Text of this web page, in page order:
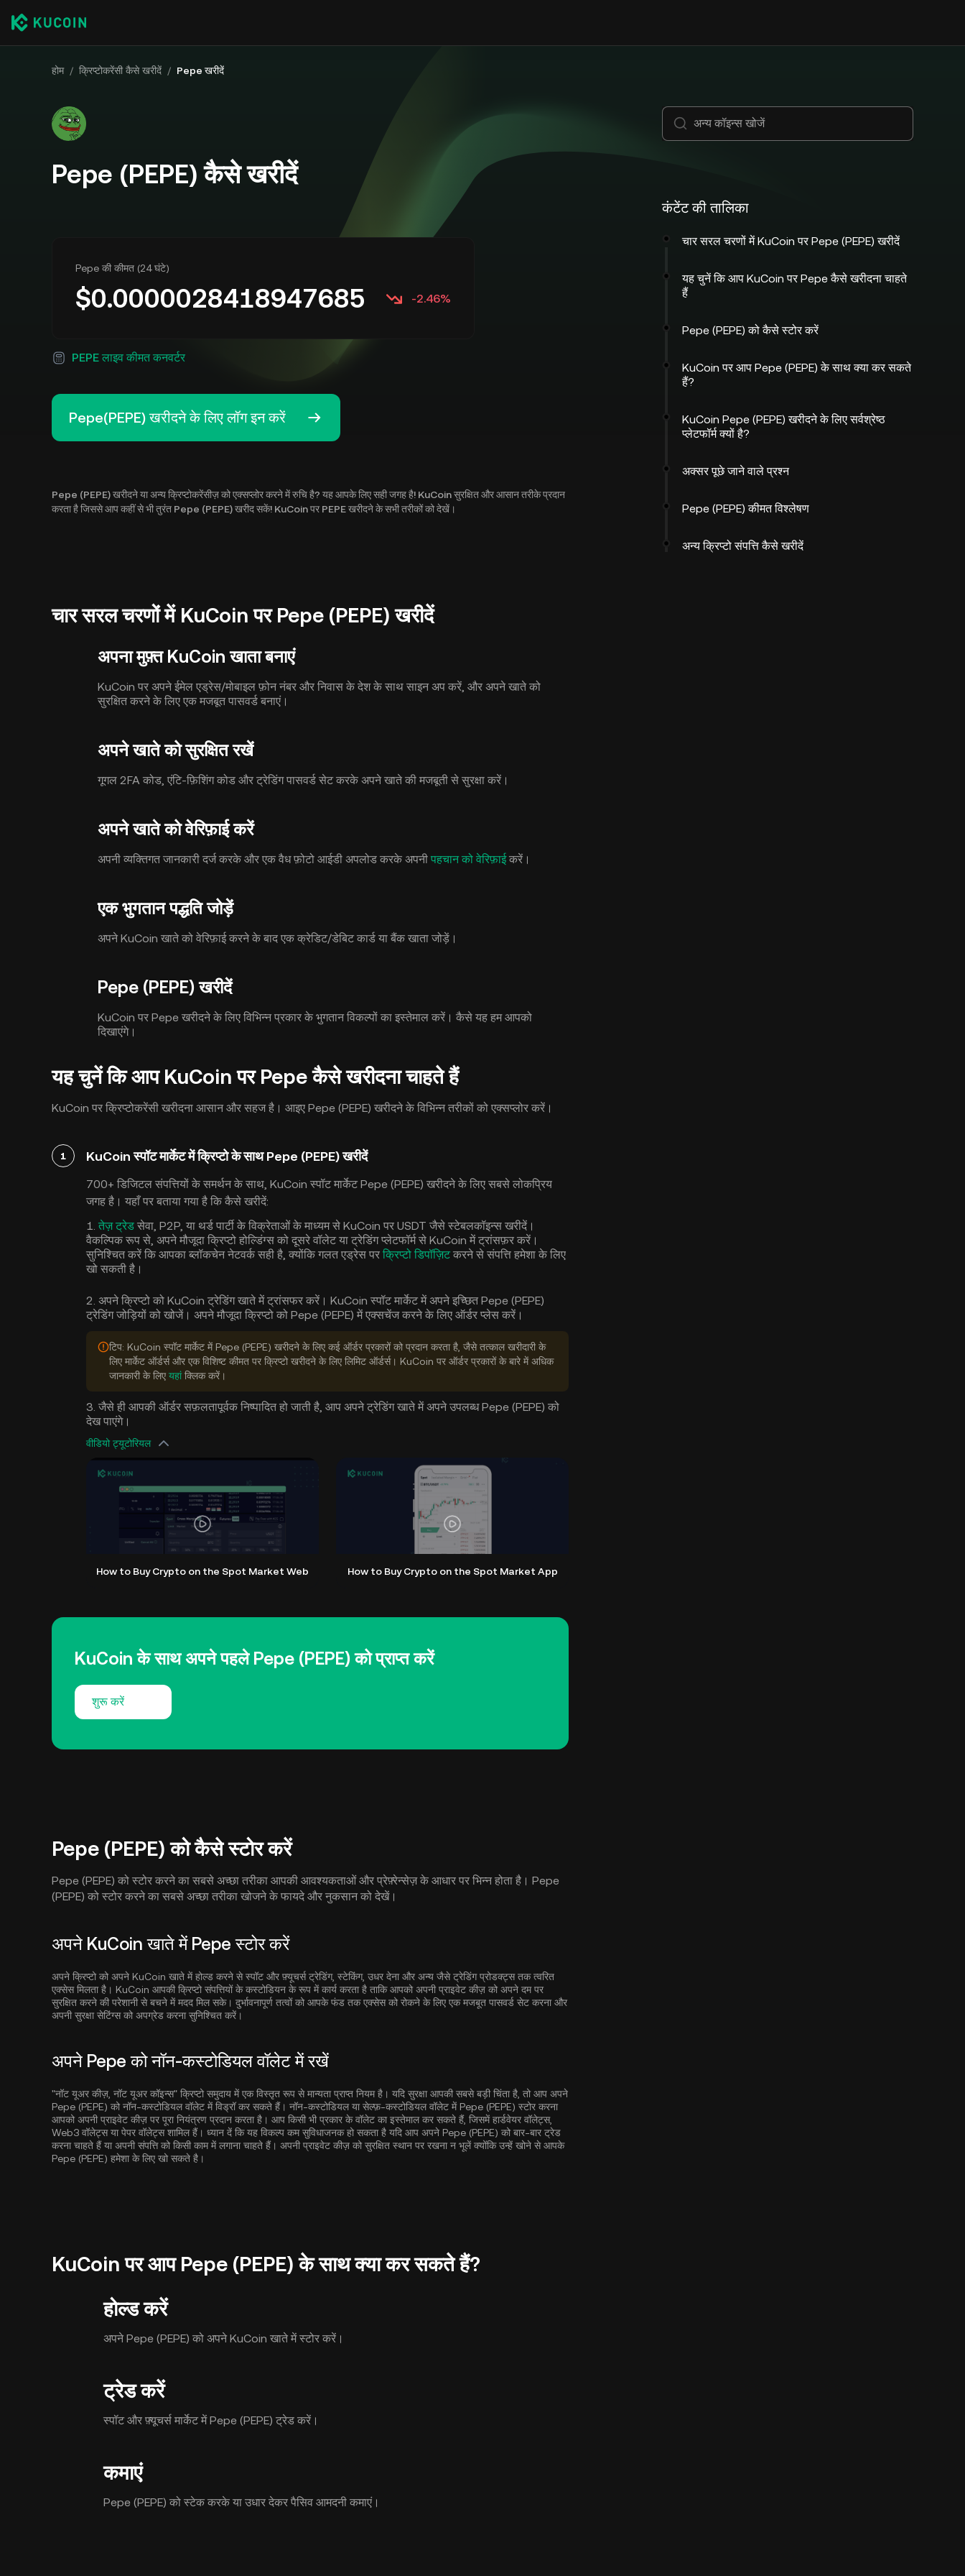
होम / क्रिप्टोकरेंसी कैसे खरीदें / Pepe खरीदें
Pepe (PEPE) कैसे खरीदें
Pepe की कीमत (24 घंटे)
$0.0000028418947685 -2.46%
PEPE लाइव कीमत कनवर्टर
Pepe(PEPE) खरीदने के लिए लॉग इन करें
Pepe (PEPE) खरीदने या अन्य क्रिप्टोकरेंसीज़ को एक्सप्लोर करने में रुचि है? यह आपके लिए सही जगह है! KuCoin सुरक्षित और आसान तरीके प्रदान
करता है जिससे आप कहीं से भी तुरंत Pepe (PEPE) खरीद सकें! KuCoin पर PEPE खरीदने के सभी तरीकों को देखें।
चार सरल चरणों में KuCoin पर Pepe (PEPE) खरीदें
अपना मुफ़्त KuCoin खाता बनाएं
KuCoin पर अपने ईमेल एड्रेस/मोबाइल फ़ोन नंबर और निवास के देश के साथ साइन अप करें, और अपने खाते को
सुरक्षित करने के लिए एक मजबूत पासवर्ड बनाएं।
अपने खाते को सुरक्षित रखें
गूगल 2FA कोड, एंटि-फ़िशिंग कोड और ट्रेडिंग पासवर्ड सेट करके अपने खाते की मजबूती से सुरक्षा करें।
अपने खाते को वेरिफ़ाई करें
अपनी व्यक्तिगत जानकारी दर्ज करके और एक वैध फ़ोटो आईडी अपलोड करके अपनी पहचान को वेरिफ़ाईकरें।
एक भुगतान पद्धति जोड़ें
अपने KuCoin खाते को वेरिफ़ाई करने के बाद एक क्रेडिट/डेबिट कार्ड या बैंक खाता जोड़ें।
Pepe (PEPE) खरीदें
KuCoin पर Pepe खरीदने के लिए विभिन्न प्रकार के भुगतान विकल्पों का इस्तेमाल करें। कैसे यह हम आपको
दिखाएंगे।
यह चुनें कि आप KuCoin पर Pepe कैसे खरीदना चाहते हैं
KuCoin पर क्रिप्टोकरेंसी खरीदना आसान और सहज है। आइए Pepe (PEPE) खरीदने के विभिन्न तरीकों को एक्सप्लोर करें।
1 KuCoin स्पॉट मार्केट में क्रिप्टो के साथ Pepe (PEPE) खरीदें
700+ डिजिटल संपत्तियों के समर्थन के साथ, KuCoin स्पॉट मार्केट Pepe (PEPE) खरीदने के लिए सबसे लोकप्रिय
जगह है। यहाँ पर बताया गया है कि कैसे खरीदें:
1. तेज़ ट्रेड सेवा, P2P, या थर्ड पार्टी के विक्रेताओं के माध्यम से KuCoin पर USDT जैसे स्टेबलकॉइन्स खरीदें।
वैकल्पिक रूप से, अपने मौजूदा क्रिप्टो होल्डिंग्स को दूसरे वॉलेट या ट्रेडिंग प्लेटफॉर्म से KuCoin में ट्रांसफ़र करें।
सुनिश्चित करें कि आपका ब्लॉकचेन नेटवर्क सही है, क्योंकि गलत एड्रेस पर क्रिप्टो डिपॉज़िटकरने से संपत्ति हमेशा के लिए
खो सकती है।
2. अपने क्रिप्टो को KuCoin ट्रेडिंग खाते में ट्रांसफर करें। KuCoin स्पॉट मार्केट में अपने इच्छित Pepe (PEPE)
ट्रेडिंग जोड़ियों को खोजें। अपने मौजूदा क्रिप्टो को Pepe (PEPE) में एक्सचेंज करने के लिए ऑर्डर प्लेस करें।
टिप: KuCoin स्पॉट मार्केट में Pepe (PEPE) खरीदने के लिए कई ऑर्डर प्रकारों को प्रदान करता है, जैसे तत्काल खरीदारी के
लिए मार्केट ऑर्डर्स और एक विशिष्ट कीमत पर क्रिप्टो खरीदने के लिए लिमिट ऑर्डर्स। KuCoin पर ऑर्डर प्रकारों के बारे में अधिक
जानकारी के लिए यहांक्लिक करें।
3. जैसे ही आपकी ऑर्डर सफ़लतापूर्वक निष्पादित हो जाती है, आप अपने ट्रेडिंग खाते में अपने उपलब्ध Pepe (PEPE) को
देख पाएंगे।
वीडियो ट्यूटोरियल
How to Buy Crypto on the Spot Market Web How to Buy Crypto on the Spot Market App
KuCoin के साथ अपने पहले Pepe (PEPE) को प्राप्त करें
शुरू करें
Pepe (PEPE) को कैसे स्टोर करें
Pepe (PEPE) को स्टोर करने का सबसे अच्छा तरीका आपकी आवश्यकताओं और प्रेफ़्रेन्सेज़ के आधार पर भिन्न होता है। Pepe
(PEPE) को स्टोर करने का सबसे अच्छा तरीका खोजने के फायदे और नुकसान को देखें।
अपने KuCoin खाते में Pepe स्टोर करें
अपने क्रिप्टो को अपने KuCoin खाते में होल्ड करने से स्पॉट और फ़्यूचर्स ट्रेडिंग, स्टेकिंग, उधर देना और अन्य जैसे ट्रेडिंग प्रोडक्ट्स तक त्वरित
एक्सेस मिलता है। KuCoin आपकी क्रिप्टो संपत्तियों के कस्टोडियन के रूप में कार्य करता है ताकि आपको अपनी प्राइवेट कीज़ को अपने दम पर
सुरक्षित करने की परेशानी से बचने में मदद मिल सके। दुर्भावनापूर्ण तत्वों को आपके फंड तक एक्सेस को रोकने के लिए एक मजबूत पासवर्ड सेट करना और
अपनी सुरक्षा सेटिंग्स को अपग्रेड करना सुनिश्चित करें।
अपने Pepe को नॉन-कस्टोडियल वॉलेट में रखें
"नॉट यूअर कीज़, नॉट यूअर कॉइन्स" क्रिप्टो समुदाय में एक विस्तृत रूप से मान्यता प्राप्त नियम है। यदि सुरक्षा आपकी सबसे बड़ी चिंता है, तो आप अपने
Pepe (PEPE) को नॉन-कस्टोडियल वॉलेट में विड्रॉ कर सकते हैं। नॉन-कस्टोडियल या सेल्फ़-कस्टोडियल वॉलेट में Pepe (PEPE) स्टोर करना
आपको अपनी प्राइवेट कीज़ पर पूरा नियंत्रण प्रदान करता है। आप किसी भी प्रकार के वॉलेट का इस्तेमाल कर सकते हैं, जिसमें हार्डवेयर वॉलेट्स,
Web3 वॉलेट्स या पेपर वॉलेट्स शामिल हैं। ध्यान दें कि यह विकल्प कम सुविधाजनक हो सकता है यदि आप अपने Pepe (PEPE) को बार-बार ट्रेड
करना चाहते हैं या अपनी संपत्ति को किसी काम में लगाना चाहते हैं। अपनी प्राइवेट कीज़ को सुरक्षित स्थान पर रखना न भूलें क्योंकि उन्हें खोने से आपके
Pepe (PEPE) हमेशा के लिए खो सकते है।
KuCoin पर आप Pepe (PEPE) के साथ क्या कर सकते हैं?
होल्ड करें
अपने Pepe (PEPE) को अपने KuCoin खाते में स्टोर करें।
ट्रेड करें
स्पॉट और फ़्यूचर्स मार्केट में Pepe (PEPE) ट्रेड करें।
कमाएं
Pepe (PEPE) को स्टेक करके या उधार देकर पैसिव आमदनी कमाएं।
कंटेंट की तालिका
चार सरल चरणों में KuCoin पर Pepe (PEPE) खरीदें
यह चुनें कि आप KuCoin पर Pepe कैसे खरीदना चाहते
हैं
Pepe (PEPE) को कैसे स्टोर करें
KuCoin पर आप Pepe (PEPE) के साथ क्या कर सकते
हैं?
KuCoin Pepe (PEPE) खरीदने के लिए सर्वश्रेष्ठ
प्लेटफॉर्म क्यों है?
अक्सर पूछे जाने वाले प्रश्न
Pepe (PEPE) कीमत विश्लेषण
अन्य क्रिप्टो संपत्ति कैसे खरीदें